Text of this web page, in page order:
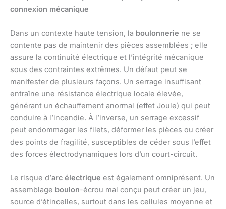
connexion mécanique
Dans un contexte haute tension, la boulonnerie ne se
contente pas de maintenir des pièces assemblées ; elle
assure la continuité électrique et l’intégrité mécanique
sous des contraintes extrêmes. Un défaut peut se
manifester de plusieurs façons. Un serrage insuffisant
entraîne une résistance électrique locale élevée,
générant un échauffement anormal (effet Joule) qui peut
conduire à l’incendie. À l’inverse, un serrage excessif
peut endommager les filets, déformer les pièces ou créer
des points de fragilité, susceptibles de céder sous l’effet
des forces électrodynamiques lors d’un court-circuit.
Le risque d’arc électrique est également omniprésent. Un
assemblage boulon-écrou mal conçu peut créer un jeu,
source d’étincelles, surtout dans les cellules moyenne et